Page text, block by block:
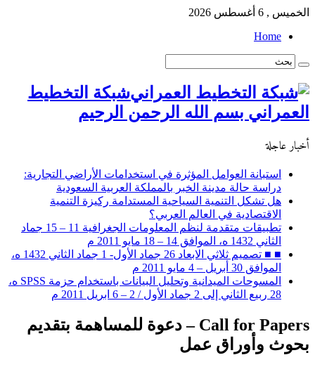
الخميس , 6 أغسطس 2026
Home
شبكة التخطيط
العمراني بسم الله الرحمن الرحيم
أخبار عاجلة
استبانة العوامل المؤثرة في استخدامات الأراضي التجارية:
دراسة حالة مدينة الخبر بالمملكة العربية السعودية
هل تشكل التنمية السياحية المستدامة ركيزة التنمية
الاقتصادية في العالم العربي؟
تطبيقات متقدمة لنظم المعلومات الجغرافية 11 – 15 جماد
الثاني 1432 ه، الموافق 14 – 18 مايو 2011 م
■ ■ تصميم ثلاثي الابعاد 26 جماد الأول- 1 جماد الثاني 1432 ه،
الموافق 30 أبريل – 4 مايو 2011 م
المسوحات الميدانية وتحليل البيانات باستخدام حزمة SPSS ه،
28 ربيع الثاني إلى 2 جماد الأول / 2 – 6 ابريل 2011 م
Call for Papers – دعوة للمساهمة بتقديم
بحوث وأوراق عمل